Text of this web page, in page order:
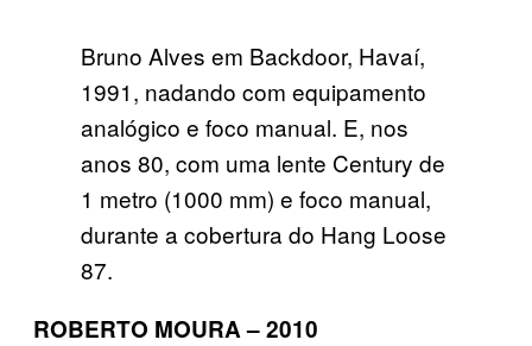
Bruno Alves em Backdoor, Havaí,
1991, nadando com equipamento
analógico e foco manual. E, nos
anos 80, com uma lente Century de
1 metro (1000 mm) e foco manual,
durante a cobertura do Hang Loose
87.
ROBERTO MOURA – 2010